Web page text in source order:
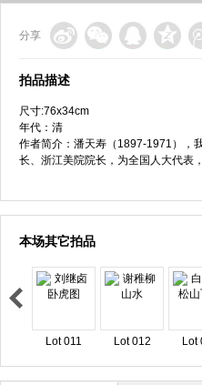
分享
拍品描述
尺寸:76x34cm
年代：清
作者简介：潘天寿（1897-1971），
长、浙江美院院长，为全国人大代表
本场其它拍品
Lot 011 Lot 012 Lot